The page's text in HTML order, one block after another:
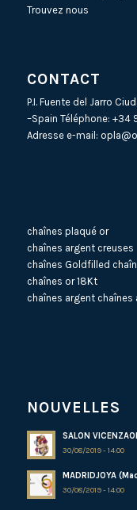
Trouvez nous
CONTACT
P.I. Fuente del Jarro
–Spain Téléphone: +34
Adresse e-mail:
chaînes plaqué or
chaînes argent creuses
chaînes Goldfilled
chaînes or 18Kt
chaînes argent chaînes
NOUVELLES
SALON
30/08/2019 - 14:00
MADRIDJOYA
30/08/2019 - 14:00